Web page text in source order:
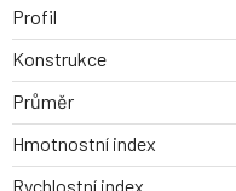
Profil
Konstrukce
Průměr
Hmotnostní index
Rychlostní index